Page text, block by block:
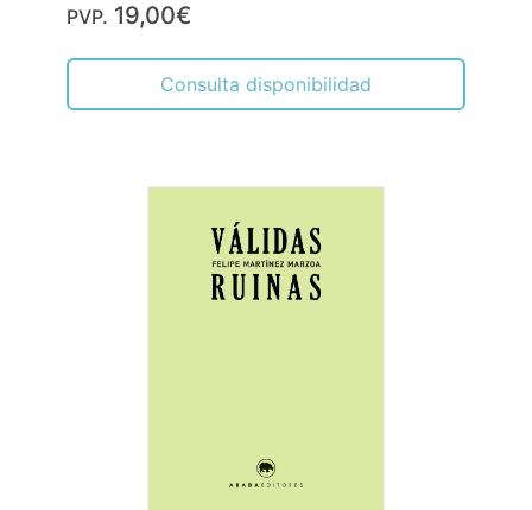
PVP. 19,00€
Consulta disponibilidad